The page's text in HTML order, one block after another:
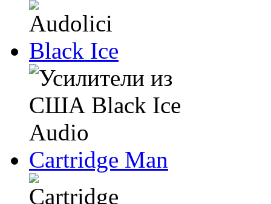
Black Ice
Cartridge Man